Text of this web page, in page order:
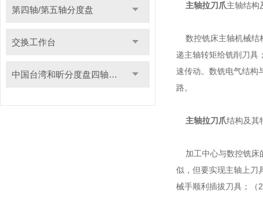
第四轴/第五轴分度盘
交换工作台
中国台湾和昕分度盘四轴转台
主轴拉刀爪主轴结构
数控铣床主轴机械结
递主轴转矩给铣削刀具
速传动。数铣电气结构
路。
主轴拉刀爪结构及其
加工中心与数控铣床
似，但要实现主轴上刀
械手顺利插拔刀具；（